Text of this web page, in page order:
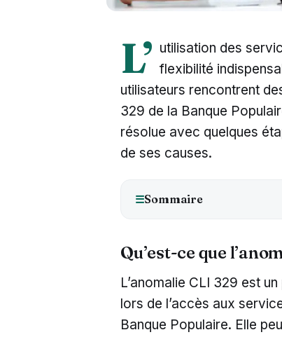
L’ utilisation des
flexibilité
utilisateurs rencontrent
329 de la Banque
résolue avec quelques
de ses causes.
☰Sommaire
Qu’est-ce que
L’anomalie CLI 329 est
lors de l’accès aux
Banque Populaire. Elle